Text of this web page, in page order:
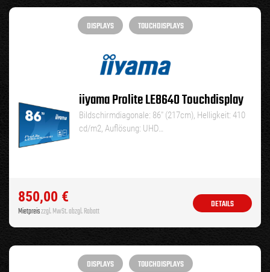
DISPLAYS TOUCHDISPLAYS
iiyama Prolite LE8640 Touchdisplay
Bildschirmdiagonale: 86″ (217cm), Helligkeit: 410
cd/m2, Auflösung: UHD…
850,00 €
Mietpreiszzgl. MwSt. abzgl. Rabatt
DETAILS
DISPLAYS TOUCHDISPLAYS